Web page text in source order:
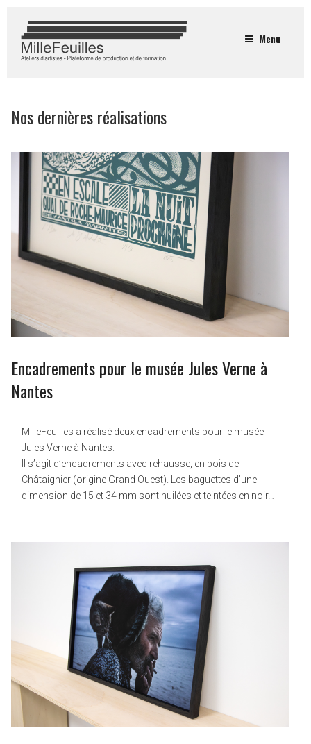
Menu
Nos dernières réalisations
Encadrements pour le musée Jules Verne à
Nantes
MilleFeuilles a réalisé deux encadrements pour le musée
Jules Verne à Nantes.
Il s’agit d’encadrements avec rehausse, en bois de
Châtaignier (origine Grand Ouest). Les baguettes d’une
dimension de 15 et 34 mm sont huilées et teintées en noir…